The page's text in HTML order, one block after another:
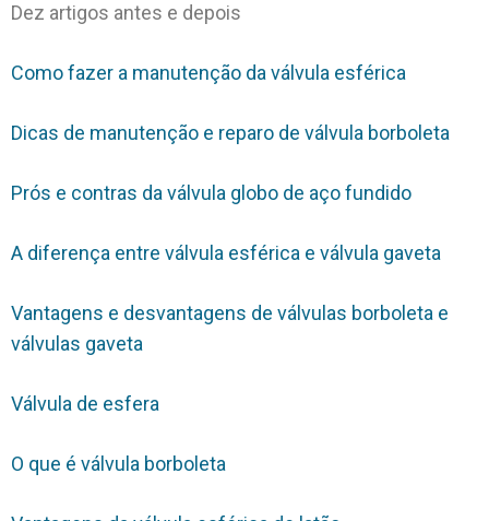
Dez artigos antes e depois
Como fazer a manutenção da válvula esférica
Dicas de manutenção e reparo de válvula borboleta
Prós e contras da válvula globo de aço fundido
A diferença entre válvula esférica e válvula gaveta
Vantagens e desvantagens de válvulas borboleta e
válvulas gaveta
Válvula de esfera
O que é válvula borboleta